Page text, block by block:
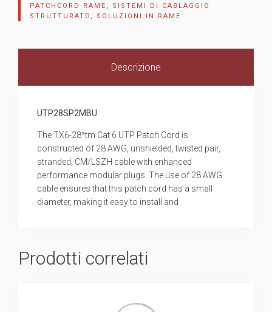
PATCHCORD RAME , SISTEMI DI CABLAGGIO
STRUTTURATO , SOLUZIONI IN RAME
Descrizione
UTP28SP2MBU
The TX6-28^tm Cat 6 UTP Patch Cord is
constructed of 28 AWG, unshielded, twisted pair,
stranded, CM/LSZH cable with enhanced
performance modular plugs. The use of 28 AWG
cable ensures that this patch cord has a small
diameter, making it easy to install and
Prodotti correlati